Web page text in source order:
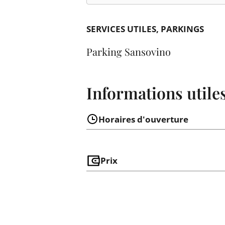
SERVICES UTILES PARKINGS
Parking Sansovino
Informations
Horaires d'ouverture
Prix